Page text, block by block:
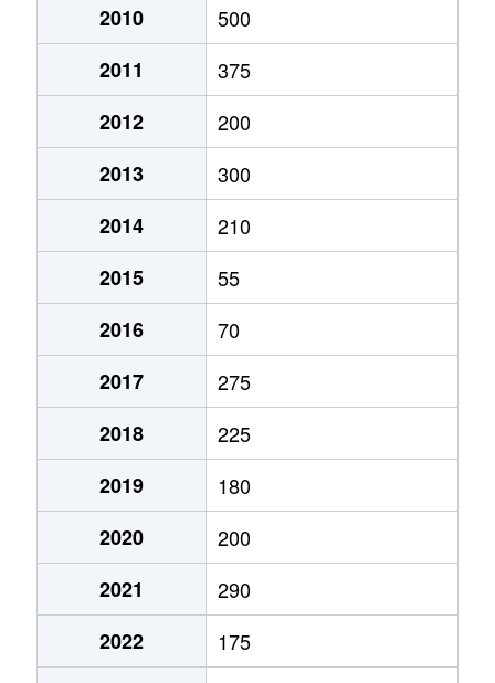
（大字なし）
10万円
（大字なし）
250万円
（大字なし）
730万円
（大字なし）
120万円
（大字なし）
30万円
（大字なし）
1万円
（大字なし）
150万円
（大字なし）
200万円
（大字なし）
210万円
（大字なし）
600万円
（大字なし）
100万円
（大字なし）
970万円
（大字なし）
10万円
2010
500
2011
375
2012
200
2013
300
2014
210
2015
55
2016
70
2017
275
2018
225
2019
180
2020
200
2021
290
2022
175